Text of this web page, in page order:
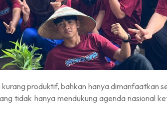
produktif, bahkan hanya dimanfaatkan
tidak hanya mendukung agenda nasional